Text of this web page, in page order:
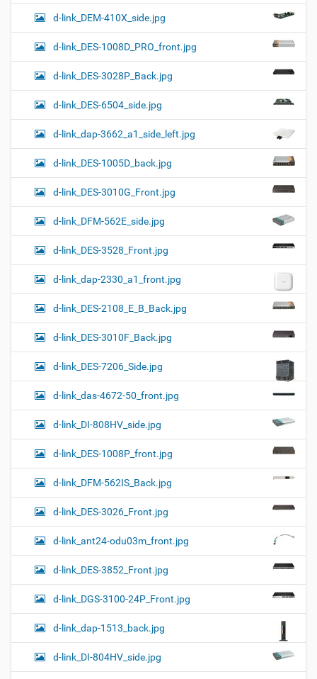
d-link_DEM-410X_side.jpg
d-link_DES-1008D_PRO_front.jpg
d-link_DES-3028P_Back.jpg
d-link_DES-6504_side.jpg
d-link_dap-3662_a1_side_left.jpg
d-link_DES-1005D_back.jpg
d-link_DES-3010G_Front.jpg
d-link_DFM-562E_side.jpg
d-link_DES-3528_Front.jpg
d-link_dap-2330_a1_front.jpg
d-link_DES-2108_E_B_Back.jpg
d-link_DES-3010F_Back.jpg
d-link_DES-7206_Side.jpg
d-link_das-4672-50_front.jpg
d-link_DI-808HV_side.jpg
d-link_DES-1008P_front.jpg
d-link_DFM-562IS_Back.jpg
d-link_DES-3026_Front.jpg
d-link_ant24-odu03m_front.jpg
d-link_DES-3852_Front.jpg
d-link_DGS-3100-24P_Front.jpg
d-link_dap-1513_back.jpg
d-link_DI-804HV_side.jpg